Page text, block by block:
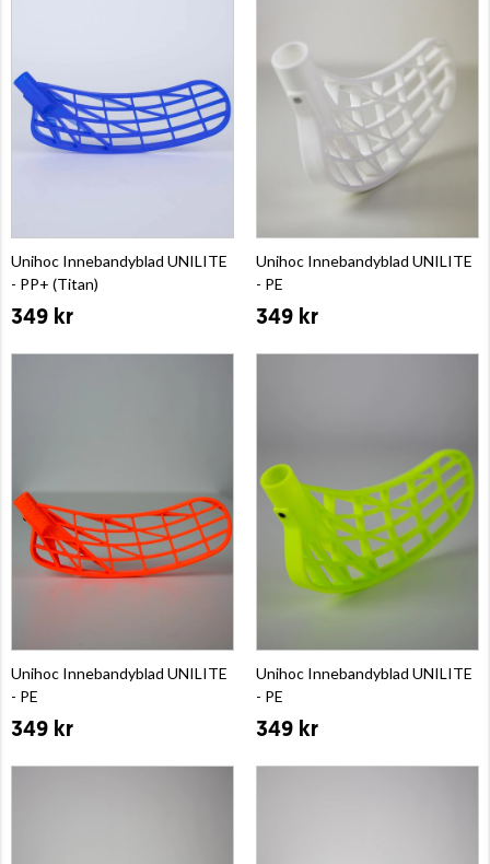
Unihoc Innebandyblad UNILITE
- PP+ (Titan)
349 kr
Unihoc Innebandyblad UNILITE
- PE
349 kr
Unihoc Innebandyblad UNILITE
- PE
349 kr
Unihoc Innebandyblad UNILITE
- PE
349 kr